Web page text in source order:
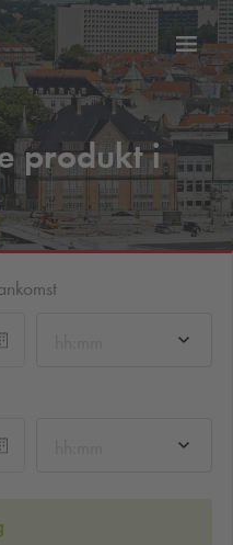
Slå
til
produkt i